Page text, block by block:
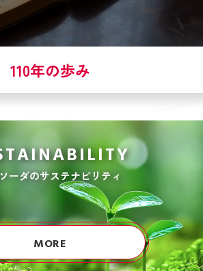
110年の歩み
ーダのサステナビリティ
MORE